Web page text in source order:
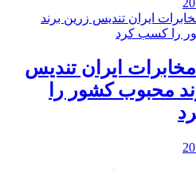
ایران تندیس
محبوب کشور را